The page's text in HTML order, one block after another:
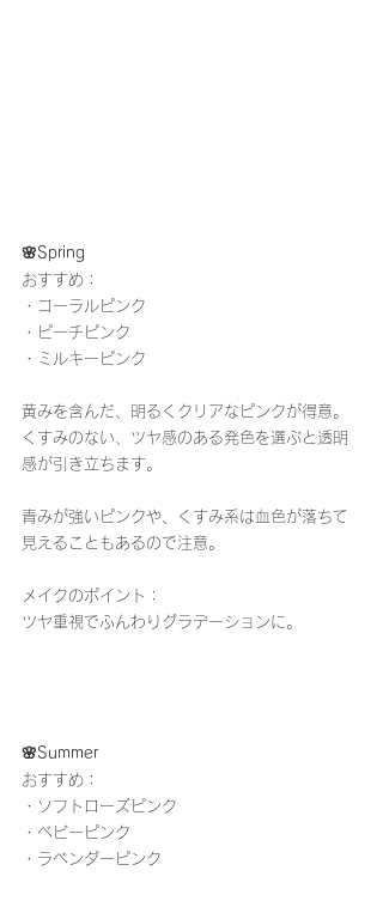
🌸Spring
おすすめ：
・コーラルピンク
・ピーチピンク
・ミルキーピンク
黄みを含んだ、明るくクリアなピンクが得意。
くすみのない、ツヤ感のある発色を選ぶと透明
感が引き立ちます。
青みが強いピンクや、くすみ系は血色が落ちて
見えることもあるので注意。
メイクのポイント：
ツヤ重視でふんわりグラデーションに。
🌸Summer
おすすめ：
・ソフトローズピンク
・ベビーピンク
・ラベンダーピンク